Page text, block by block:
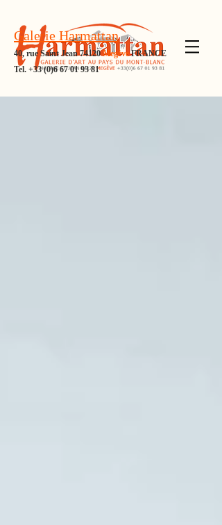
Galerie Harmattan
40, rue Saint Jean 74120MegèveFRANCE
Tel. +33 (0)6 67 01 93 81